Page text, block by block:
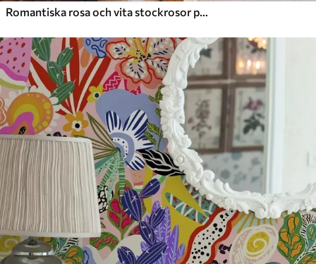
Romantiska rosa och vita stockrosor på dämpad grönska